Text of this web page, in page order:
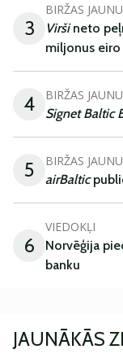
3
BIRŽAS
Viršineto
miljonus eiro
4 BIRŽAS
Signet Baltic
5 BIRŽAS
airBaltic
6
VIEDOKĻI
Norvēģija
banku
JAUNĀKĀS